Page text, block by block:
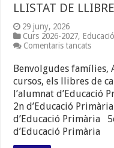
LLISTAT DE
29 juny, 2026
Curs 2026-2027,
Comentaris tancatsa
DE
CURS
2026-
2027
Benvolgudes famílies,
cursos, els llibres de
l’alumnat d’Educació
2n d’Educació
d’Educació Primària
d’Educació Primària